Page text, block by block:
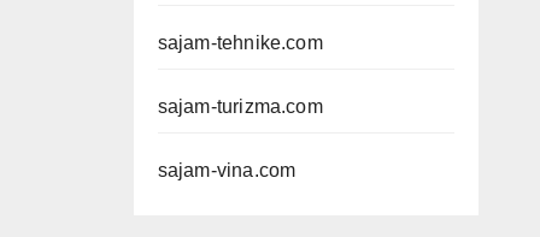
sajam-tehnike.com
sajam-turizma.com
sajam-vina.com